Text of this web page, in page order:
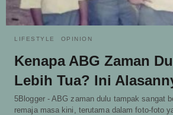
LIFESTYLE OPINION
Kenapa ABG Zaman
Lebih Tua? Ini
5Blogger - ABG zaman dulu tampak sangat
remaja masa kini, terutama dalam foto-foto